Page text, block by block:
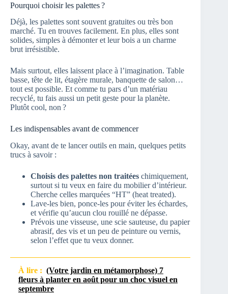
Pourquoi choisir les palettes ?
Déjà, les palettes sont souvent gratuites ou très bon
marché. Tu en trouves facilement. En plus, elles sont
solides, simples à démonter et leur bois a un charme
brut irrésistible.
Mais surtout, elles laissent place à l’imagination. Table
basse, tête de lit, étagère murale, banquette de salon…
tout est possible. Et comme tu pars d’un matériau
recyclé, tu fais aussi un petit geste pour la planète.
Plutôt cool, non ?
Les indispensables avant de commencer
Okay, avant de te lancer outils en main, quelques petits
trucs à savoir :
Choisis des palettes non traitées chimiquement,
surtout si tu veux en faire du mobilier d’intérieur.
Cherche celles marquées “HT” (heat treated).
Lave-les bien, ponce-les pour éviter les échardes,
et vérifie qu’aucun clou rouillé ne dépasse.
Prévois une visseuse, une scie sauteuse, du papier
abrasif, des vis et un peu de peinture ou vernis,
selon l’effet que tu veux donner.
À lire : (Votre jardin en métamorphose) 7
fleurs à planter en août pour un choc visuel en
septembre